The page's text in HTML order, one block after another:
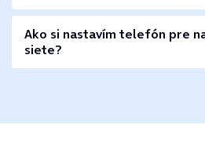
Ako si nastavím telefón pre
siete?